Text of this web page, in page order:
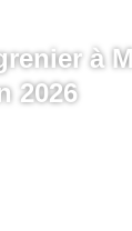
à
2026